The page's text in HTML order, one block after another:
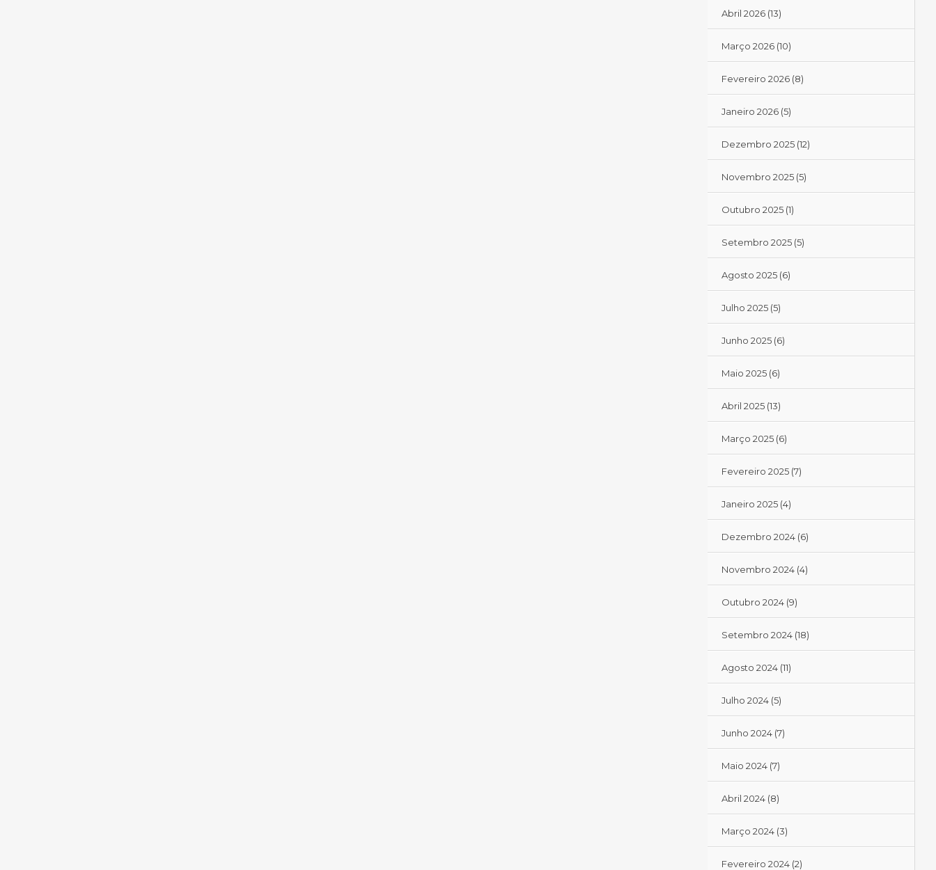
Abril 2026(13)
Março 2026(10)
Fevereiro 2026(8)
Janeiro 2026(5)
Dezembro 2025(12)
Novembro 2025(5)
Outubro 2025(1)
Setembro 2025(5)
Agosto 2025(6)
Julho 2025(5)
Junho 2025(6)
Maio 2025(6)
Abril 2025(13)
Março 2025(6)
Fevereiro 2025(7)
Janeiro 2025(4)
Dezembro 2024(6)
Novembro 2024(4)
Outubro 2024(9)
Setembro 2024(18)
Agosto 2024(11)
Julho 2024(5)
Junho 2024(7)
Maio 2024(7)
Abril 2024(8)
Março 2024(3)
Fevereiro 2024(2)